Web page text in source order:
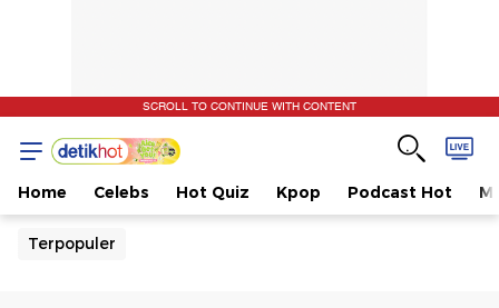
SCROLL TO CONTINUE WITH CONTENT
Home Celebs Hot Quiz Kpop Podcast Hot
Terpopuler